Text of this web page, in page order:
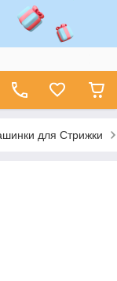
для Стрижки